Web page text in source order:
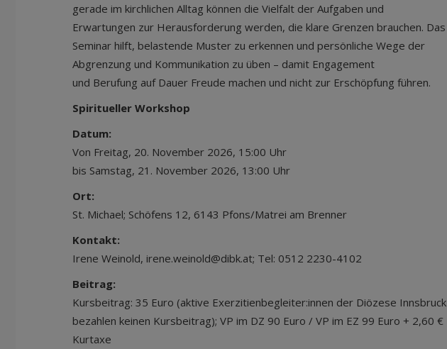
gerade im kirchlichen Alltag können die Vielfalt der Aufgaben und
Erwartungen zur Herausforderung werden, die klare Grenzen brauchen. Das
Seminar hilft, belastende Muster zu erkennen und persönliche Wege der
Abgrenzung und Kommunikation zu üben – damit Engagement
und Berufung auf Dauer Freude machen und nicht zur Erschöpfung führen.
Spiritueller Workshop
Datum:
Von Freitag, 20. November 2026, 15:00 Uhr
bis Samstag, 21. November 2026, 13:00 Uhr
Ort:
St. Michael; Schöfens 12, 6143 Pfons/Matrei am Brenner
Kontakt:
Irene Weinold, irene.weinold@dibk.at; Tel: 0512 2230-4102
Beitrag:
Kursbeitrag: 35 Euro (aktive Exerzitienbegleiter:innen der Diözese Innsbruck
bezahlen keinen Kursbeitrag); VP im DZ 90 Euro / VP im EZ 99 Euro + 2,60 €
Kurtaxe